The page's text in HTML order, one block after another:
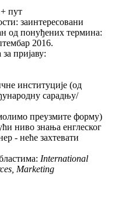
пут
заинтересовани
од понуђених термина:
2016.
пријаву:
институције (од
сарадњу/
преузмите форму)
ниво знања енглеског
- неће захтевати
International
Marketing